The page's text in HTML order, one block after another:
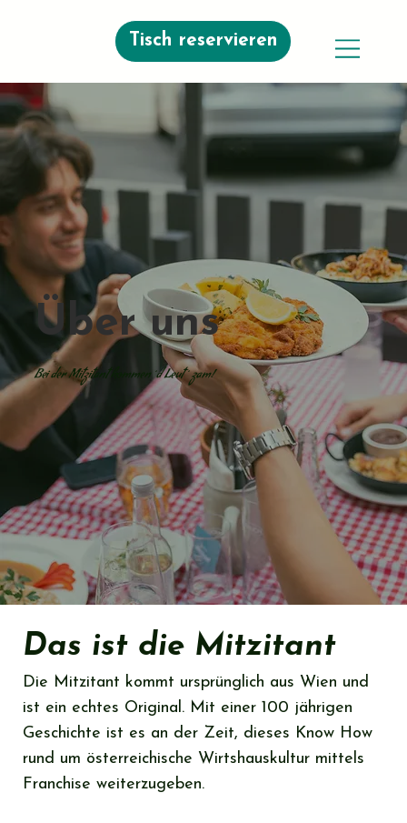
Tisch reservieren
Über uns
Bei der Mitzitant kommen´d Leut´ zam!
Das ist die Mitzitant
Die Mitzitant kommt ursprünglich aus Wien und
ist ein echtes Original. Mit einer 100 jährigen
Geschichte ist es an der Zeit, dieses Know How
rund um österreichische Wirtshauskultur mittels
Franchise weiterzugeben.